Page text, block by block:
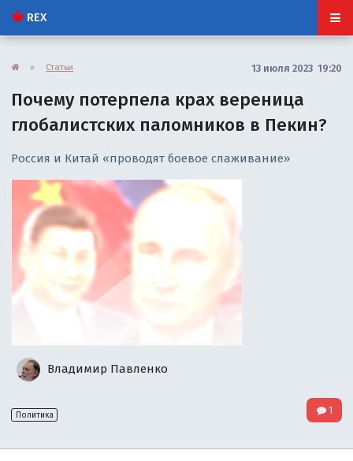
REX
» Статьи 13 июля 2023 19:20
Почему потерпела крах вереница
глобалистских паломников в Пекин?
Россия и Китай «проводят боевое слаживание»
Владимир Павленко
Политика 1